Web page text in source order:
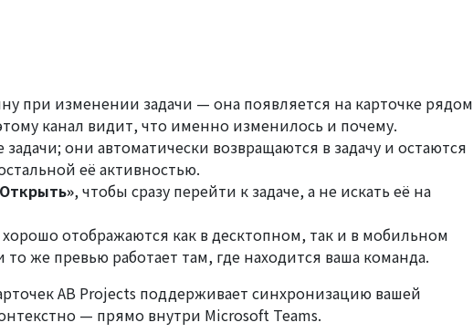
при изменении задачи — она появляется на карточке рядом
канал видит, что именно изменилось и почему.
они автоматически возвращаются в задачу и остаются
её активностью.
, чтобы сразу перейти к задаче, а не искать её на
отображаются как в десктопном, так и в мобильном
то же превью работает там, где находится ваша команда.
AB Projects поддерживает синхронизацию вашей
— прямо внутри Microsoft Teams.